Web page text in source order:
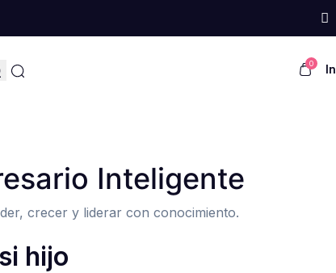
0
Inteligente
crecer y liderar con conocimiento.
hijo